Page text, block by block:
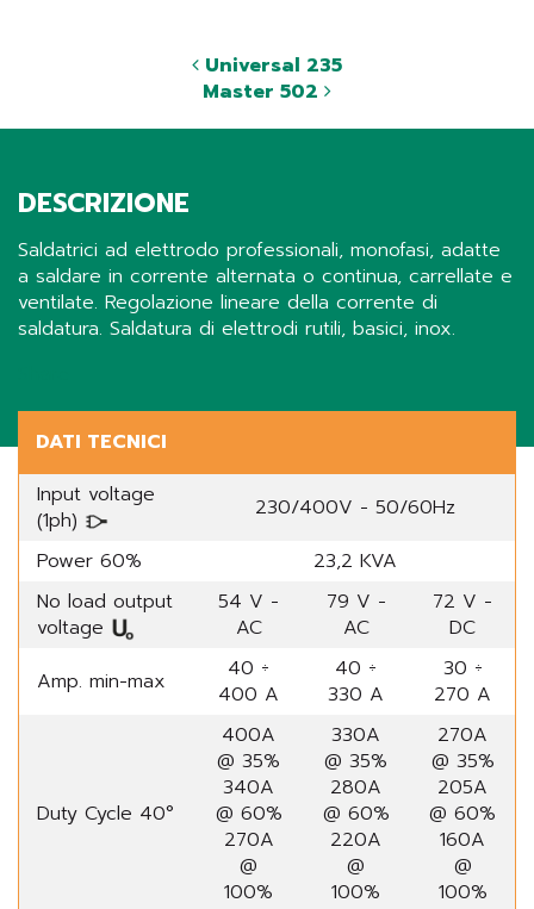
Universal 235
Master 502
DESCRIZIONE
Saldatrici ad elettrodo professionali, monofasi, adatte
a saldare in corrente alternata o continua, carrellate e
ventilate. Regolazione lineare della corrente di
saldatura. Saldatura di elettrodi rutili, basici, inox.
DATI TECNICI
Input voltage
(1ph)
230/400V - 50/60Hz
Power 60%
23,2 KVA
No load output
voltage
54 V -
AC
79 V -
AC
72 V -
DC
Amp. min-max
40 ÷
400 A
40 ÷
330 A
30 ÷
270 A
Duty Cycle 40°
400A
@ 35%
340A
@ 60%
270A
@
100%
330A
@ 35%
280A
@ 60%
220A
@
100%
270A
@ 35%
205A
@ 60%
160A
@
100%